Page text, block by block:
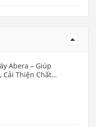
Abera – Giúp
Cải Thiện Chất